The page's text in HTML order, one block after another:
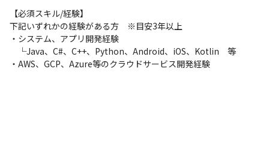
【主要取引先】
マツダグループ、三菱重工業グループ、テラル、日本製鋼所 etc…
※今までのご経験・知識から対応業務はご相談させていただき、
プロジェクト先を選定していきます。
【必須スキル/経験】
下記いずれかの経験がある方　※目安3年以上
・システム、アプリ開発経験
└Java、C#、C++、Python、Android、iOS、Kotlin　等
・AWS、GCP、Azure等のクラウドサービス開発経験